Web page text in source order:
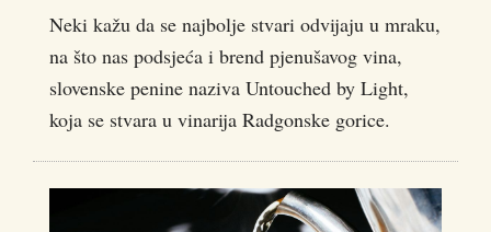
Neki kažu da se najbolje stvari odvijaju u mraku,
na što nas podsjeća i brend pjenušavog vina,
slovenske penine naziva Untouched by Light,
koja se stvara u vinarija Radgonske gorice.